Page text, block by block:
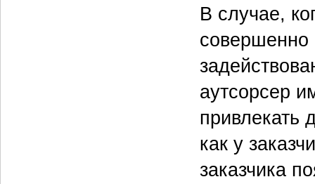
В случае,
совершенно
аутсорсер
привлекать
как у
заказчика